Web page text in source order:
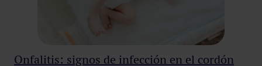
Onfalitis: signos de infección en el cordón